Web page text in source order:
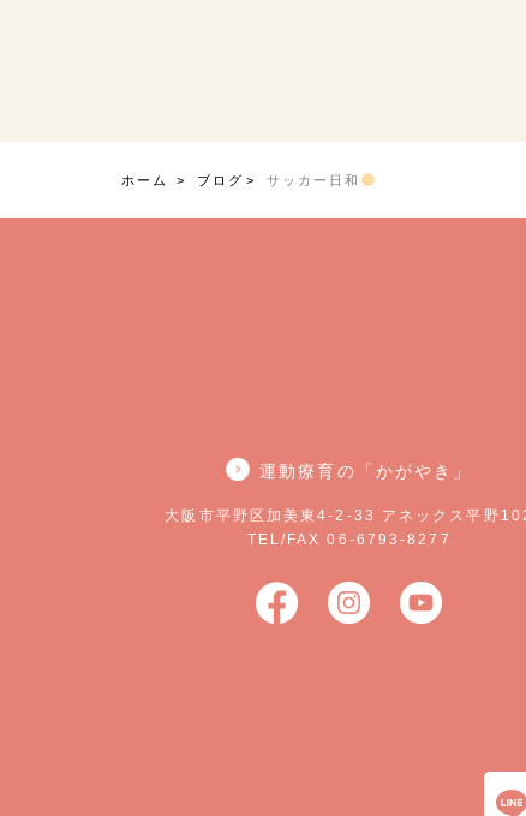
ホーム ブログ サッカー日和
運動療育の「かがやき」
大阪市平野区加美東4-2-33 アネックス平野
TEL/FAX 06-6793-8277